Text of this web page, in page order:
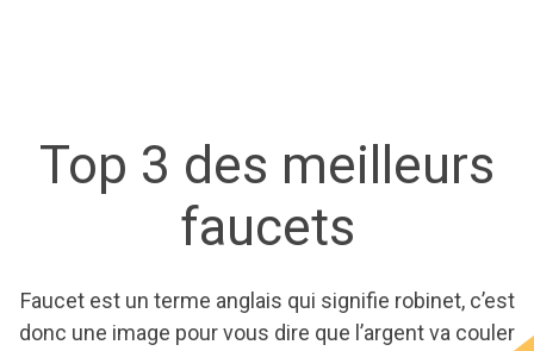
Top 3 des meilleurs
faucets
Faucet est un terme anglais qui signifie robinet, c’est
donc une image pour vous dire que l’argent va couler